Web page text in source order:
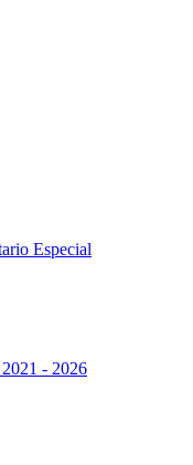
Especial
- 2026